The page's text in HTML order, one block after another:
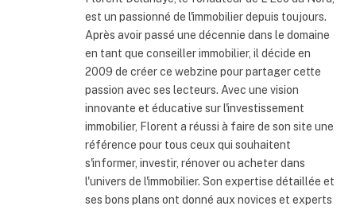
est un passionné de l'immobilier depuis toujours.
Après avoir passé une décennie dans le domaine
en tant que conseiller immobilier, il décide en
2009 de créer ce webzine pour partager cette
passion avec ses lecteurs. Avec une vision
innovante et éducative sur l'investissement
immobilier, Florent a réussi à faire de son site une
référence pour tous ceux qui souhaitent
s'informer, investir, rénover ou acheter dans
l'univers de l'immobilier. Son expertise détaillée et
ses bons plans ont donné aux novices et experts